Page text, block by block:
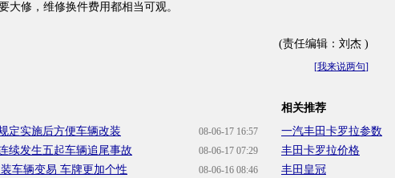
大修，维修换件费用都相当可观。
(责任编辑：刘杰 )
[我来说两句]
08-06-17 16:57
定实施后方便车辆改装
08-06-17 07:29
续发生五起车辆追尾事故
08-06-16 08:46
车辆变易 车牌更加个性
相关推荐
一汽丰田卡罗拉参数
丰田卡罗拉价格
丰田皇冠